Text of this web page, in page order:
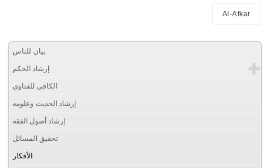
Al-Afkar
بيان للناس
إرشاد الحكم
الكافي للفتاوي
إرشاد الحديث وعلومه
إرشاد أصول الفقه
تحقيق المسائل
الأفكار